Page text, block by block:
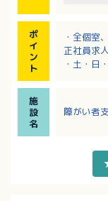
ポ
イ
ン
ト
・全個室
正社員求人
・土・日
設での業
・処遇改
施
設
名
障がい者